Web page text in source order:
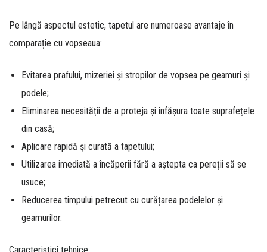
Pe lângă aspectul estetic, tapetul are numeroase avantaje în
comparație cu vopseaua:
Evitarea prafului, mizeriei și stropilor de vopsea pe geamuri și
podele;
Eliminarea necesității de a proteja și înfășura toate suprafețele
din casă;
Aplicare rapidă și curată a tapetului;
Utilizarea imediată a încăperii fără a aștepta ca pereții să se
usuce;
Reducerea timpului petrecut cu curățarea podelelor și
geamurilor.